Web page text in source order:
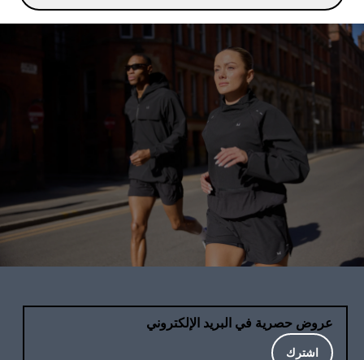
عروض حصرية في البريد الإلكتروني
اشترك